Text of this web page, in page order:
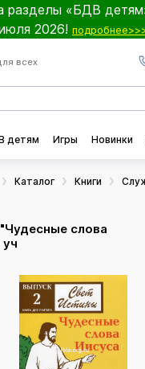
разделы «БДВ
2026!
всех
детям Игры Новинки
Каталог Книги
слова